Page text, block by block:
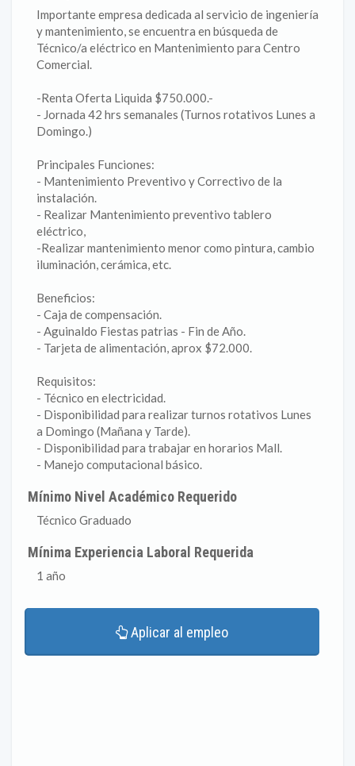
Importante empresa dedicada al servicio de ingeniería
y mantenimiento, se encuentra en búsqueda de
Técnico/a eléctrico en Mantenimiento para Centro
Comercial.
-Renta Oferta Liquida $750.000.-
- Jornada 42 hrs semanales (Turnos rotativos Lunes a
Domingo.)
Principales Funciones:
- Mantenimiento Preventivo y Correctivo de la
instalación.
- Realizar Mantenimiento preventivo tablero
eléctrico,
-Realizar mantenimiento menor como pintura, cambio
iluminación, cerámica, etc.
Beneficios:
- Caja de compensación.
- Aguinaldo Fiestas patrias - Fin de Año.
- Tarjeta de alimentación, aprox $72.000.
Requisitos:
- Técnico en electricidad.
- Disponibilidad para realizar turnos rotativos Lunes
a Domingo (Mañana y Tarde).
- Disponibilidad para trabajar en horarios Mall.
- Manejo computacional básico.
Mínimo Nivel Académico Requerido
Técnico Graduado
Mínima Experiencia Laboral Requerida
1 año
Aplicar al empleo